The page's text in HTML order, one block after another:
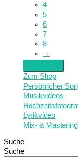
4
5
6
7
8
→
Zum Shop
Persönlicher
Musikvideos
Lyrikvideo
Mix- & Mastering
Suche
Suche